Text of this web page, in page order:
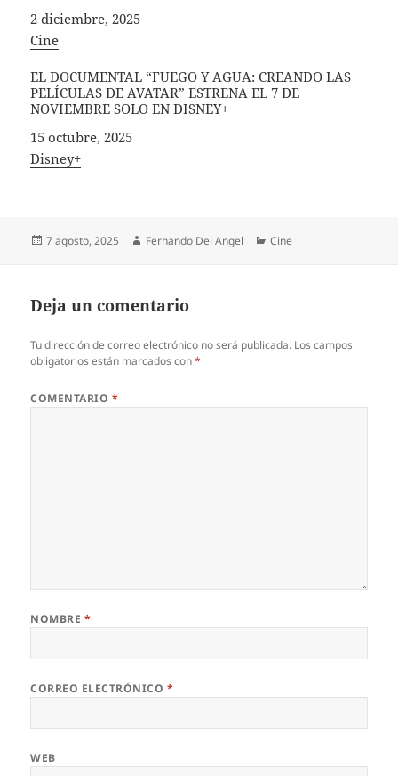
Fecha
2 diciembre, 2025
In relation to
Cine
EL DOCUMENTAL “FUEGO Y AGUA: CREANDO LAS
PELÍCULAS DE AVATAR” ESTRENA EL 7 DE
NOVIEMBRE SOLO EN DISNEY+
Fecha
15 octubre, 2025
In relation to
Disney+
Publicado
7 agosto, 2025 Autor
Fernando Del Angel Categorías
Cine
Deja un comentario
Tu dirección de correo electrónico no será publicada. Los campos
obligatorios están marcados con*
COMENTARIO *
NOMBRE *
CORREO ELECTRÓNICO *
WEB